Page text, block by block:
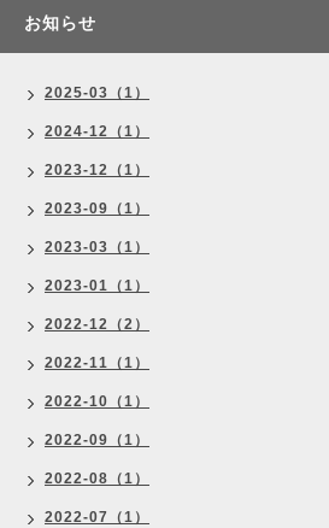
お知らせ
2025-03（1）
2024-12（1）
2023-12（1）
2023-09（1）
2023-03（1）
2023-01（1）
2022-12（2）
2022-11（1）
2022-10（1）
2022-09（1）
2022-08（1）
2022-07（1）